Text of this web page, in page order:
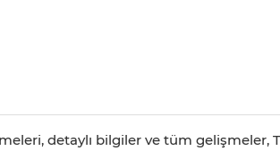
detaylı bilgiler ve tüm gelişmeler,